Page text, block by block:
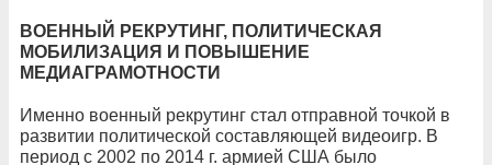
ВОЕННЫЙ РЕКРУТИНГ, ПОЛИТИЧЕСКАЯ
МОБИЛИЗАЦИЯ И ПОВЫШЕНИЕ
МЕДИАГРАМОТНОСТИ
Именно военный рекрутинг стал отправной точкой в
развитии политической составляющей видеоигр. В
период с 2002 по 2014 г. армией США было